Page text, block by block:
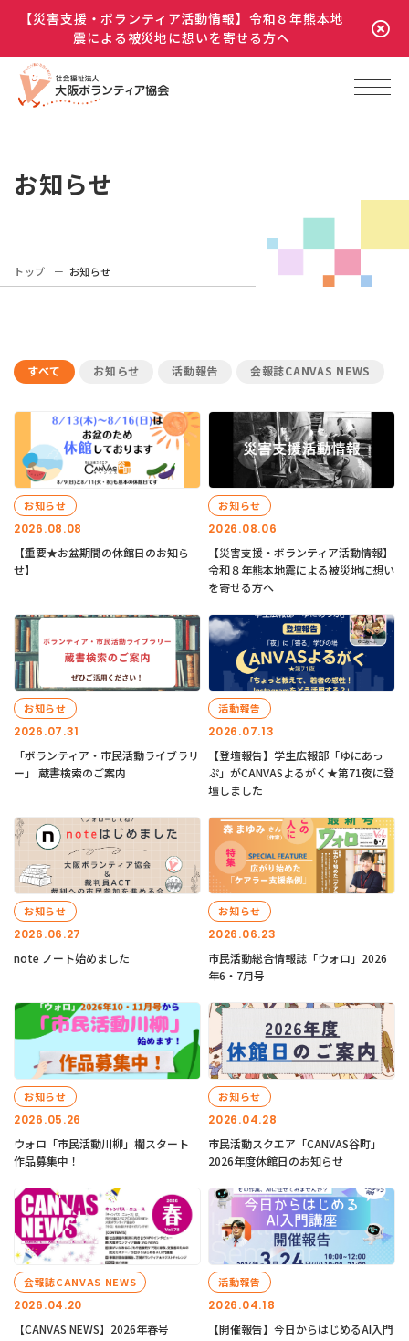
【災害支援・ボランティア活動情報】令和８年熊本地
震による被災地に想いを寄せる方へ
お知らせ
トップ お知らせ
すべて お知らせ 活動報告 会報誌CANVAS NEWS
2026.08.08
お知らせ
【重要★お盆期間の休館日のお知ら
せ】
2026.08.06
お知らせ
【災害支援・ボランティア活動情報】
令和８年熊本地震による被災地に想い
を寄せる方へ
2026.07.31
お知らせ
「ボランティア・市民活動ライブラリ
ー」 蔵書検索のご案内
2026.07.13
活動報告
【登壇報告】学生広報部「ゆにあっ
ぷ」がCANVASよるがく★第71夜に登
壇しました
2026.06.27
お知らせ
note ノート始めました
2026.06.23
お知らせ
市民活動総合情報誌「ウォロ」2026
年6・7月号
2026.05.26
お知らせ
ウォロ「市民活動川柳」欄スタート
作品募集中！
2026.04.28
お知らせ
市民活動スクエア「CANVAS谷町」
2026年度休館日のお知らせ
2026.04.20
会報誌CANVAS NEWS
【CANVAS NEWS】2026年春号
2026.04.18
活動報告
【開催報告】今日からはじめるAI入門